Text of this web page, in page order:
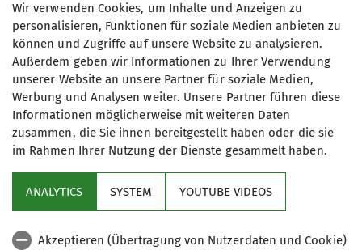
hinzugekommen.
Hier besteht die Möglichkeit, dass
ältere Mitgliedern auch am
Sektionsleben teilnehmen können.
In der Regel findet jeden 2. Mittwoch
im Monat eine Wanderung statt.
Jeden 4. Dienstag wir ein Event oder
eine Kulturveranstaltung angeboten.
Die Leitung der Gruppe hat Klaus
Siefert inne, vertreten wird er von
Margret König.
Anmeldung bis
05.10.2025
Maximale Teilnehmeranzahl
20
Wir verwenden Cookies, um Inhalte und Anzeigen zu
personalisieren, Funktionen für soziale Medien anbieten zu
können und Zugriffe auf unsere Website zu analysieren.
Außerdem geben wir Informationen zu Ihrer Verwendung
unserer Website an unsere Partner für soziale Medien,
Werbung und Analysen weiter. Unsere Partner führen diese
Informationen möglicherweise mit weiteren Daten
zusammen, die Sie ihnen bereitgestellt haben oder die sie
im Rahmen Ihrer Nutzung der Dienste gesammelt haben.
ANALYTICS SYSTEM YOUTUBE VIDEOS
Akzeptieren (Übertragung von Nutzerdaten und Cookie)